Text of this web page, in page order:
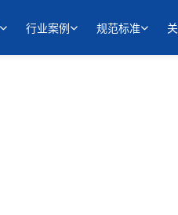
行业案例 规范标准